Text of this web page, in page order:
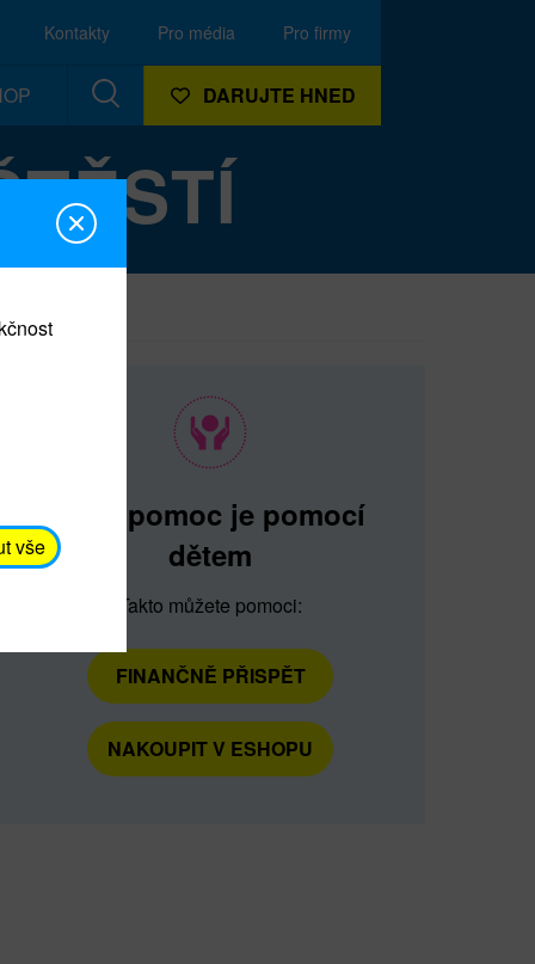
vše
Kontakty Pro média Pro firmy
DARUJTE HNED
Vaše pomoc je pomocí
dětem
Takto můžete pomoci:
FINANČNĚ PŘISPĚT
NAKOUPIT V ESHOPU